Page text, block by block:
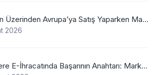
Amazon Üzerinden Avrupa’ya Satış Yaparken Marka Tescilinin Önemi
2026
İngiltere E-İhracatında Başarının Anahtarı: Marka Tescili